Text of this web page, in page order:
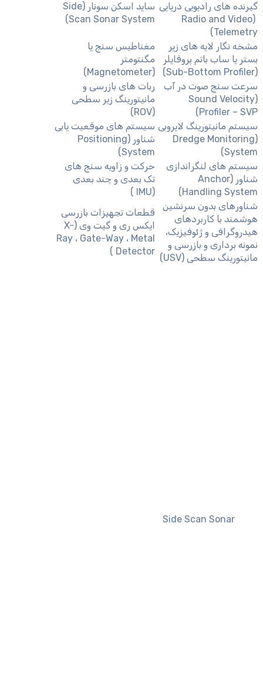
گیرنده های رادیویی دریایی
(Radio and Video
Telemetry)
ساید اسکن سونار (Side
Scan Sonar System)
مشخه نگار لایه های زیر
بستر یا ساب باتم پروفایلر
(Sub-Bottom Profiler)
مغناطیس سنج یا
مگنتومتر
(Magnetometer)
سرعت سنج صوت در آب
(Sound Velocity
Profiler – SVP)
ربات های بازرسی و
مانیتورینگ زیر سطحی
(ROV)
سیستم مانیتورینگ لایروبی
(Dredge Monitoring
System)
سیستم های موقعیت یابی
شناور (Positioning
System)
سیستم های لنگراندازی
شناور (Anchor
Handling System)
حرکت و زاویه سنج های
تک بعدی و چند بعدی
(IMU )
شناورهای بدون سرنشین
هوشمند با کاربردهای
هیدروگرافی و ژئوفیزیک،
نمونه برداری و بازرسی و
مانیتورینگ سطحی (USV)
قطعات تجهیزات بازرسی
ایکس ری و گیت وی (X-
Ray ، Gate-Way ، Metal
Detector )
Side Scan Sonar